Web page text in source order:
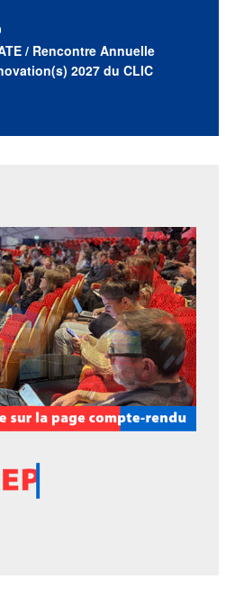
/ Rencontre Annuelle
2027 du CLIC